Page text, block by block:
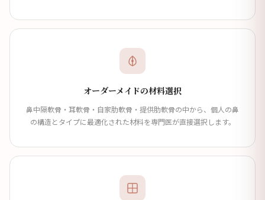
オーダーメイドの材料選択
鼻中隔軟骨・耳軟骨・自家肋軟骨・提供肋軟骨の中から、個人の鼻
の構造とタイプに最適化された材料を専門医が直接選択します。